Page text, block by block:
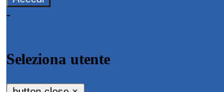
-
Seleziona utente